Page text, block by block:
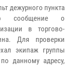
дежурного пункта
сообщение о
в торгово-
Для проверки
экипаж группы
данному адресу,